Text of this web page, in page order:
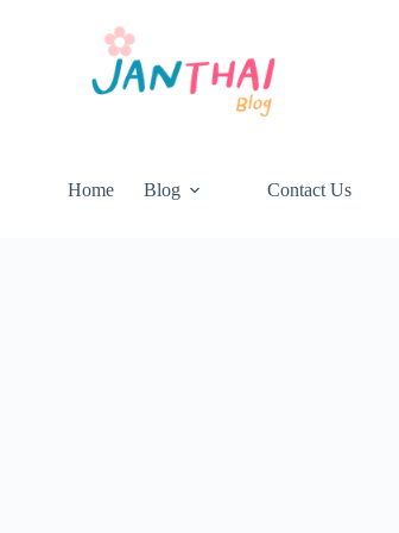
Home Blog Contact Us